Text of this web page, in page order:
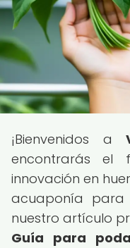
¡Bienvenidos a
encontrarás el
innovación en
acuaponía para
nuestro artículo
Guía para